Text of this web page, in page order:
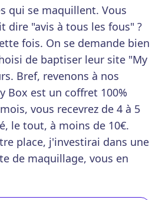
qui se maquillent. Vous
dire "avis à tous les fous" ?
fois. On se demande bien
de baptiser leur site "My
Bref, revenons à nos
Box est un coffret 100%
vous recevrez de 4 à 5
le tout, à moins de 10€.
place, j'investirai dans une
de maquillage, vous en